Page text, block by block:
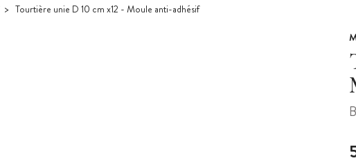
Tourtière unie D 10 cm x12 - Moule anti-adhésif